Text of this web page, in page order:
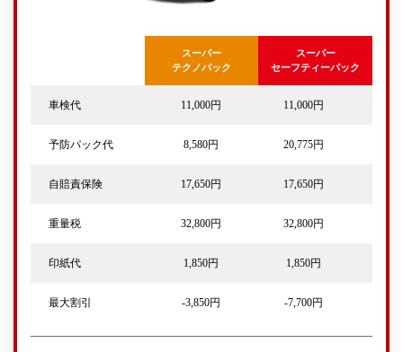
スーパー
テクノパック
スーパー
セーフティーパック
車検代 11,000円 11,000円
予防パック代 8,580円 20,775円
自賠責保険 17,650円 17,650円
重量税 32,800円 32,800円
印紙代 1,850円 1,850円
最大割引 -3,850円 -7,700円